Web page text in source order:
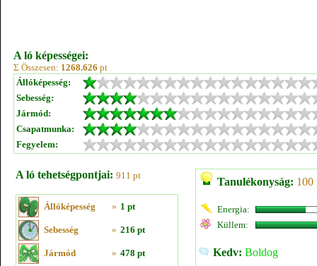
A ló képességei:
Σ Összesen: 1268.626 pt
Állóképesség:
Sebesség:
Jármód:
Csapatmunka:
Fegyelem:
A ló tehetségpontjai: 911 pt
Állóképesség » 1 pt
Sebesség » 216 pt
Jármód » 478 pt
Tanulékonyság: 100
Energia:
Küllem:
Kedv: Boldog